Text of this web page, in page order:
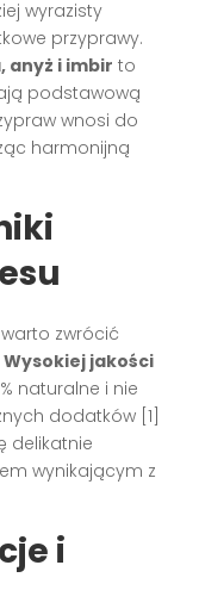
wyrazisty
przyprawy.
anyż i imbir to
podstawową
wnosi do
harmonijną
zwrócić
Wysokiej jakości
naturalne i nie
dodatków [1]
delikatnie
wynikającym z
i